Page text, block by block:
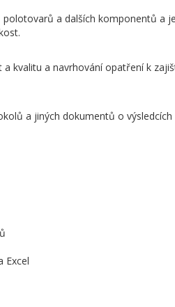
a dalších komponentů a
kvalitu a navrhování opatření k
a jiných dokumentů o
Excel